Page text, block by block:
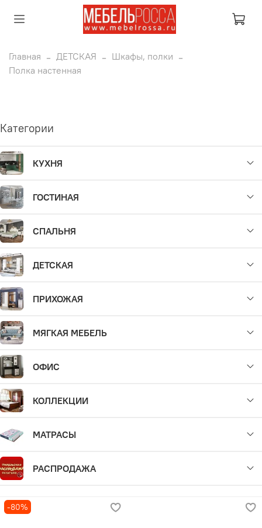
Главная ДЕТСКАЯ
Шкафы, полки
Полка настенная
Категории
КУХНЯ
ГОСТИНАЯ
СПАЛЬНЯ
ДЕТСКАЯ
ПРИХОЖАЯ
МЯГКАЯ МЕБЕЛЬ
ОФИС
КОЛЛЕКЦИИ
МАТРАСЫ
РАСПРОДАЖА
-80%